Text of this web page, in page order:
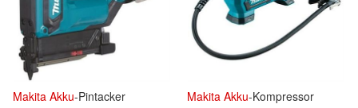
Makita Akku-Pintacker Makita Akku-Kompressor